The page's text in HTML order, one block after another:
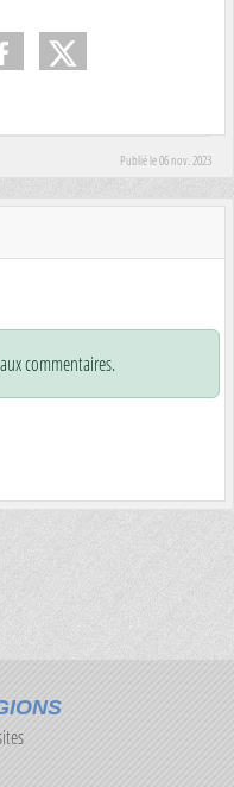
Publié le06 nov. 2023
commentaires.